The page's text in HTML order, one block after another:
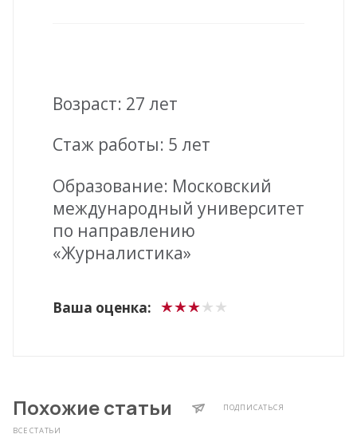
Возраст: 27 лет
Стаж работы: 5 лет
Образование: Московский
международный университет
по направлению
«Журналистика»
Ваша оценка:
Похожие статьи ПОДПИСАТЬСЯ
ВСЕ СТАТЬИ